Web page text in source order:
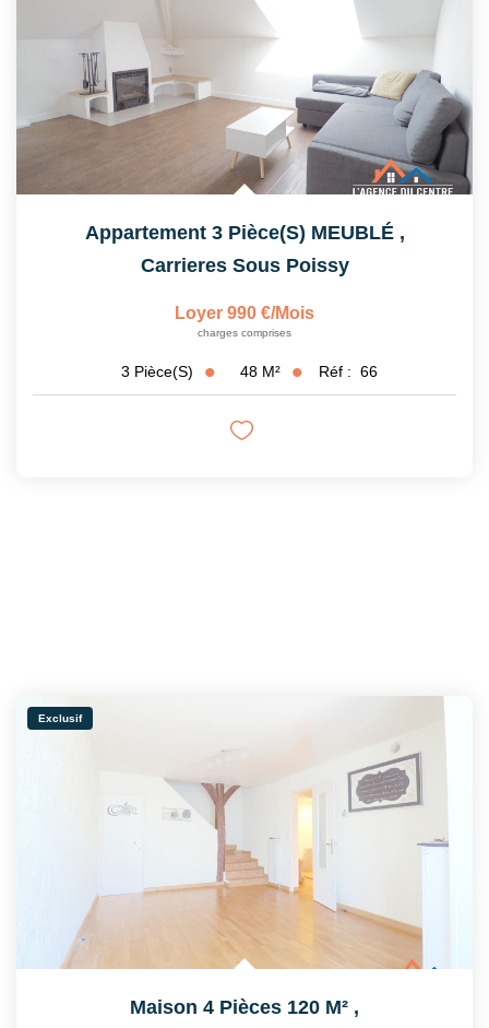
Appartement 3 Pièce(s) MEUBLÉ ,
Carrieres Sous Poissy
Loyer 990 €/mois
charges comprises
3 Pièce(s) 48 M² Réf : 66
Exclusif
Maison 4 Pièces 120 M² ,